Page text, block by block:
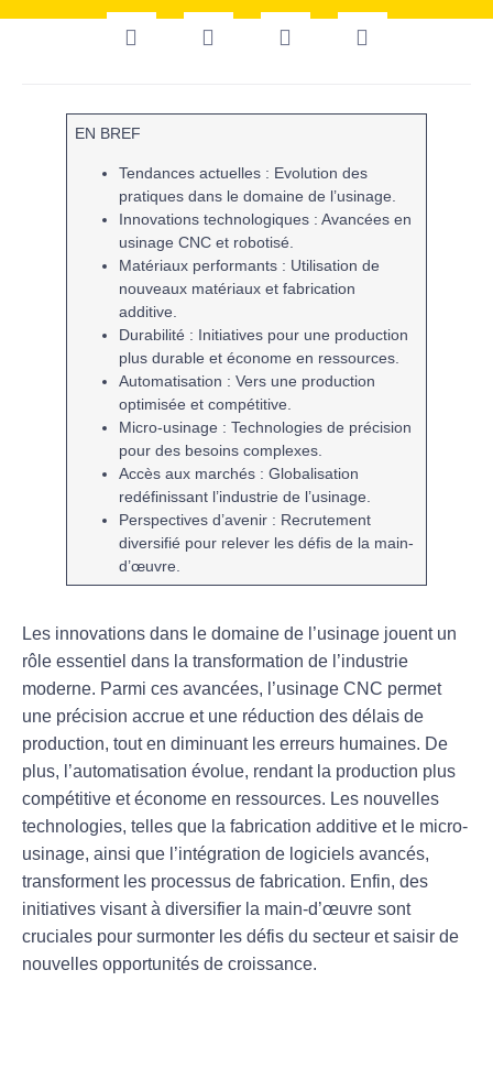
EN BREF
Tendances actuelles : Evolution des
pratiques dans le domaine de l’usinage
Innovations technologiques : Avancées en
usinage CNC et robotisé
Matériaux performants : Utilisation de
nouveaux matériaux etfabrication
additive
Durabilité : Initiatives pour une production
plusdurable et économe en ressources.
Automatisation : Vers une production
optimisée et compétitive.
Micro-usinage : Technologies de précision
pour des besoins complexes.
Accès aux marchés : Globalisation
redéfinissant l’industrie de l’usinage.
Perspectives d’avenir : Recrutement
diversifié pour relever les défis de la main-
d’œuvre.
Les innovations dans le domaine de l’usinage jouent un
rôle essentiel dans la transformation de l’industrie
moderne. Parmi ces avancées, l’usinage CNC permet
une précision accrue et une réduction des délais de
production, tout en diminuant les erreurs humaines. De
plus, l’automatisation évolue, rendant la production plus
compétitive etéconome en ressources. Les nouvelles
technologies, telles que la fabrication additive et le micro-
usinage, ainsi que l’intégration de logiciels avancés,
transforment les processus de fabrication. Enfin, des
initiatives visant à diversifier la main-d’œuvre sont
cruciales pour surmonter les défis du secteur et saisir de
nouvelles opportunités de croissance.